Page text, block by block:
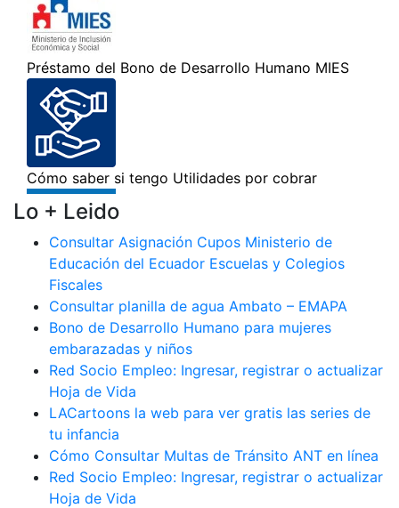
Lo + Leido
Consultar Asignación Cupos Ministerio de
Educación del Ecuador Escuelas y Colegios
Fiscales
Consultar planilla de agua Ambato – EMAPA
Bono de Desarrollo Humano para mujeres
embarazadas y niños
Red Socio Empleo: Ingresar, registrar o actualizar
Hoja de Vida
LACartoons la web para ver gratis las series de
tu infancia
Cómo Consultar Multas de Tránsito ANT en línea
Red Socio Empleo: Ingresar, registrar o actualizar
Hoja de Vida